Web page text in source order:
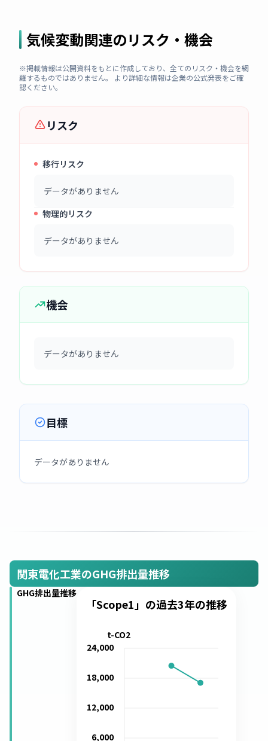
気候変動関連のリスク・機会
※掲載情報は公開資料をもとに作成しており、全てのリスク・機会を網
羅するものではありません。 より詳細な情報は企業の公式発表をご確
認ください。
リスク
移行リスク
データがありません
物理的リスク
データがありません
機会
データがありません
目標
データがありません
関東電化工業のGHG排出量推移
GHG排出量推移
「Scope1」の過去3年の推移
6,000
12,000
18,000
24,000
t-CO2